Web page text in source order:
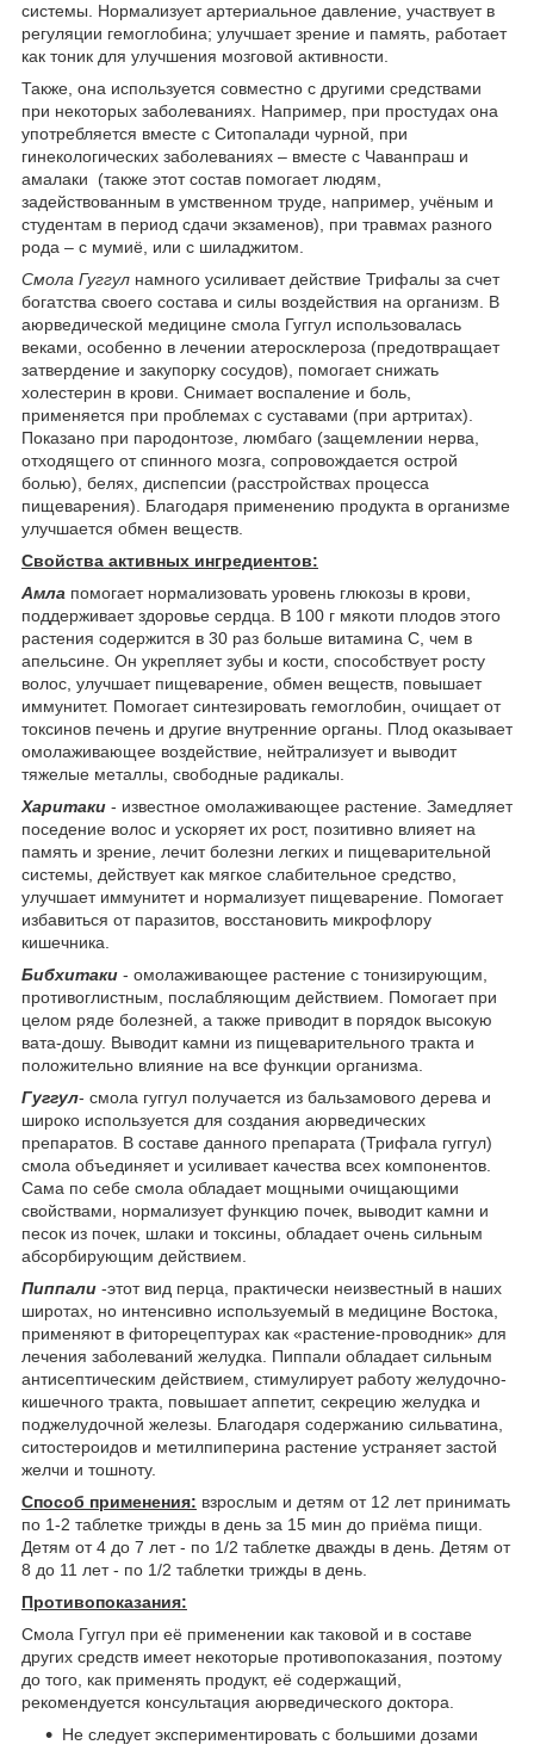
системы. Нормализует артериальное давление, участвует в
регуляции гемоглобина; улучшает зрение и память, работает
как тоник для улучшения мозговой активности.
Также, она используется совместно с другими средствами
при некоторых заболеваниях. Например, при простудах она
употребляется вместе с Ситопалади чурной, при
гинекологических заболеваниях – вместе с Чаванпраш и
амалаки (также этот состав помогает людям,
задействованным в умственном труде, например, учёным и
студентам в период сдачи экзаменов), при травмах разного
рода – с мумиё, или с шиладжитом.
Смола Гуггул намного усиливает действие Трифалы за счет
богатства своего состава и силы воздействия на организм. В
аюрведической медицине смола Гуггул использовалась
веками, особенно в лечении атеросклероза (предотвращает
затвердение и закупорку сосудов), помогает снижать
холестерин в крови. Снимает воспаление и боль,
применяется при проблемах с суставами (при артритах).
Показано при пародонтозе, люмбаго (защемлении нерва,
отходящего от спинного мозга, сопровождается острой
болью), белях, диспепсии (расстройствах процесса
пищеварения). Благодаря применению продукта в организме
улучшается обмен веществ.
Свойства активных ингредиентов:
Амла помогает нормализовать уровень глюкозы в крови,
поддерживает здоровье сердца. В 100 г мякоти плодов этого
растения содержится в 30 раз больше витамина С, чем в
апельсине. Он укрепляет зубы и кости, способствует росту
волос, улучшает пищеварение, обмен веществ, повышает
иммунитет. Помогает синтезировать гемоглобин, очищает от
токсинов печень и другие внутренние органы. Плод оказывает
омолаживающее воздействие, нейтрализует и выводит
тяжелые металлы, свободные радикалы.
Харитаки - известное омолаживающее растение. Замедляет
поседение волос и ускоряет их рост, позитивно влияет на
память и зрение, лечит болезни легких и пищеварительной
системы, действует как мягкое слабительное средство,
улучшает иммунитет и нормализует пищеварение. Помогает
избавиться от паразитов, восстановить микрофлору
кишечника.
Бибхитаки - омолаживающее растение с тонизирующим,
противоглистным, послабляющим действием. Помогает при
целом ряде болезней, а также приводит в порядок высокую
вата-дошу. Выводит камни из пищеварительного тракта и
положительно влияние на все функции организма.
Гуггул- смола гуггул получается из бальзамового дерева и
широко используется для создания аюрведических
препаратов. В составе данного препарата (Трифала гуггул)
смола объединяет и усиливает качества всех компонентов.
Сама по себе смола обладает мощными очищающими
свойствами, нормализует функцию почек, выводит камни и
песок из почек, шлаки и токсины, обладает очень сильным
абсорбирующим действием.
Пиппали -этот вид перца, практически неизвестный в наших
широтах, но интенсивно используемый в медицине Востока,
применяют в фиторецептурах как «растение-проводник» для
лечения заболеваний желудка. Пиппали обладает сильным
антисептическим действием, стимулирует работу желудочно-
кишечного тракта, повышает аппетит, секрецию желудка и
поджелудочной железы. Благодаря содержанию сильватина,
ситостероидов и метилпиперина растение устраняет застой
желчи и тошноту.
Способ применения: взрослым и детям от 12 лет принимать
по 1-2 таблетке трижды в день за 15 мин до приёма пищи.
Детям от 4 до 7 лет - по 1/2 таблетке дважды в день. Детям от
8 до 11 лет - по 1/2 таблетки трижды в день.
Противопоказания:
Смола Гуггул при её применении как таковой и в составе
других средств имеет некоторые противопоказания, поэтому
до того, как применять продукт, её содержащий,
рекомендуется консультация аюрведического доктора.
Не следует экспериментировать с большими дозами